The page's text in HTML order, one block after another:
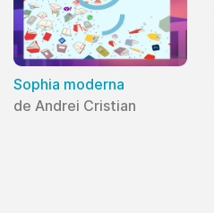
Sophia moderna
de Andrei Cristian